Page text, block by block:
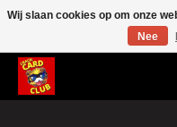
CRACH CARD CLUB , The best
Wij slaan cookies op om onze
Nee